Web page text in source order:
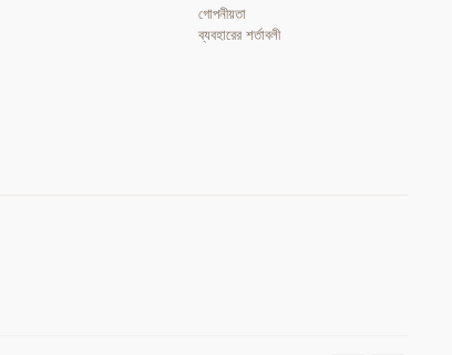
গোপনীয়তা
ব্যবহারের শর্তাবলী